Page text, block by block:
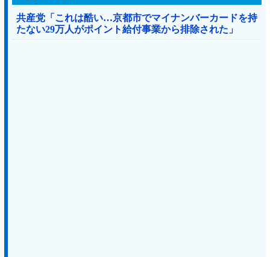
共産党「これは酷い…京都市でマイナンバーカードを持
たない29万人がポイント給付事業から排除された」